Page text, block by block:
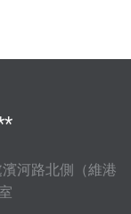
河路北側（維港